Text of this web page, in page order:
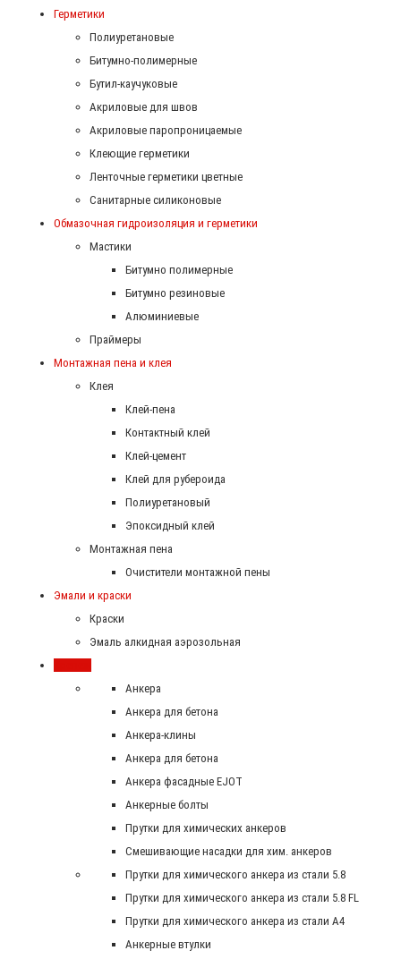
Герметики
Полиуретановые
Битумно-полимерные
Бутил-каучуковые
Акриловые для швов
Акриловые паропроницаемые
Клеющие герметики
Ленточные герметики цветные
Санитарные силиконовые
Обмазочная гидроизоляция и герметики
Мастики
Битумно полимерные
Битумно резиновые
Алюминиевые
Праймеры
Монтажная пена и клея
Клея
Клей-пена
Контактный клей
Клей-цемент
Клей для рубероида
Полиуретановый
Эпоксидный клей
Монтажная пена
Очистители монтажной пены
Эмали и краски
Краски
Эмаль алкидная аэрозольная
Анкера
Анкера для бетона
Анкера-клины
Анкера для бетона
Анкера фасадные EJOT
Анкерные болты
Прутки для химических анкеров
Смешивающие насадки для хим. анкеров
Прутки для химического анкера из стали 5.8
Прутки для химического анкера из стали 5.8 FL
Прутки для химического анкера из стали А4
Анкерные втулки